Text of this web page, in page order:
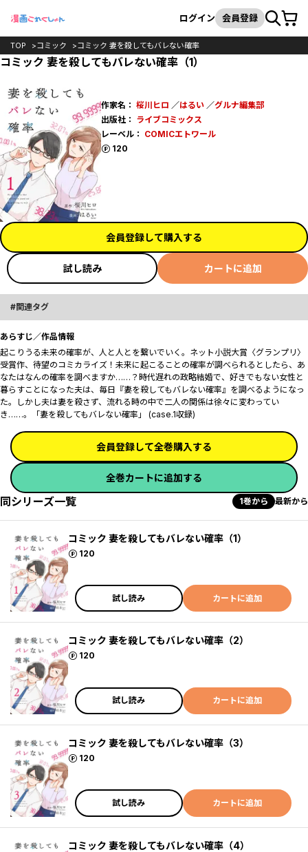
検索
ログイン 会員登録カート
TOP コミック コミック 妻を殺してもバレない確率
コミック 妻を殺してもバレない確率（1）
作家名： 桜川ヒロ ／はるい／グルナ編集部
出版社： ライブコミックス
レーベル： COMICエトワール
120
ポイント
会員登録して購入する
試し読み カートに追加
関連タグ
あらすじ／作品情報
起こりうる未来の確率が、人と人とを繋いでいく――。ネット小説大賞〈グランプリ〉
受賞作、待望のコミカライズ！未来に起こることの確率が調べられるとしたら、あ
なたはなんの確率を調べますか……？時代遅れの政略結婚で、好きでもない女性と
暮らすことになった夫は、毎日『妻を殺してもバレない確率』を調べるようになっ
た。しかし夫は妻を殺さず、流れる時の中で二人の関係は徐々に変わってい
き……。「妻を殺してもバレない確率」 (case.1収録)
会員登録して全巻購入する
全巻カートに追加する
同シリーズ一覧 1巻から 最新から
コミック 妻を殺してもバレない確率（1）
120
ポイント
試し読み カートに追加
コミック 妻を殺してもバレない確率（2）
120
ポイント
試し読み カートに追加
コミック 妻を殺してもバレない確率（3）
120
ポイント
試し読み カートに追加
コミック 妻を殺してもバレない確率（4）